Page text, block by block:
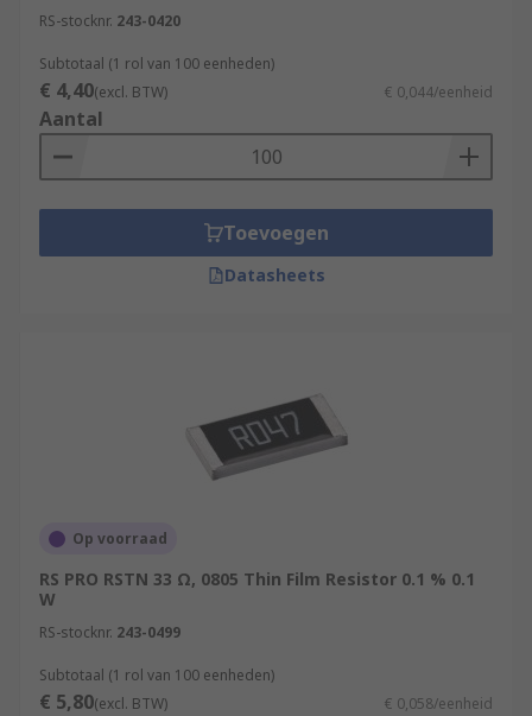
RS-stocknr. 243-0420
Subtotaal (1 rol van 100 eenheden)
€ 4,40(excl. BTW) € 0,044/eenheid
Aantal
Toevoegen
Datasheets
Op voorraad
RS PRO RSTN 33 Ω, 0805 Thin Film Resistor 0.1 % 0.1
W
RS-stocknr. 243-0499
Subtotaal (1 rol van 100 eenheden)
€ 5,80(excl. BTW) € 0,058/eenheid